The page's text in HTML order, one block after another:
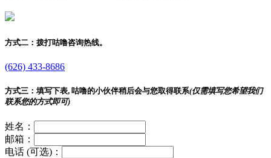
方式二： 拨打咕噜咨询热线。
(626) 433-8686
方式三： 填写下表, 咕噜的小伙伴稍后会与您取得联系(仅需填写您希望我们
联系您的方式即可)
姓名：
邮箱：
电话 (可选)：